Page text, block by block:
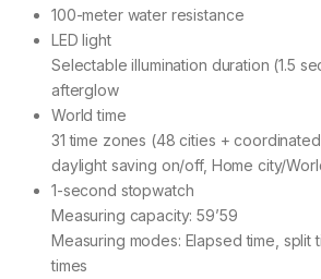
100-meter water resistance
LED light
Selectable illumination duration (1.5
afterglow
World time
31 time zones (48 cities + coordinated
daylight saving on/off, Home city/
1-second stopwatch
Measuring capacity: 59’59
Measuring modes: Elapsed time, split
times